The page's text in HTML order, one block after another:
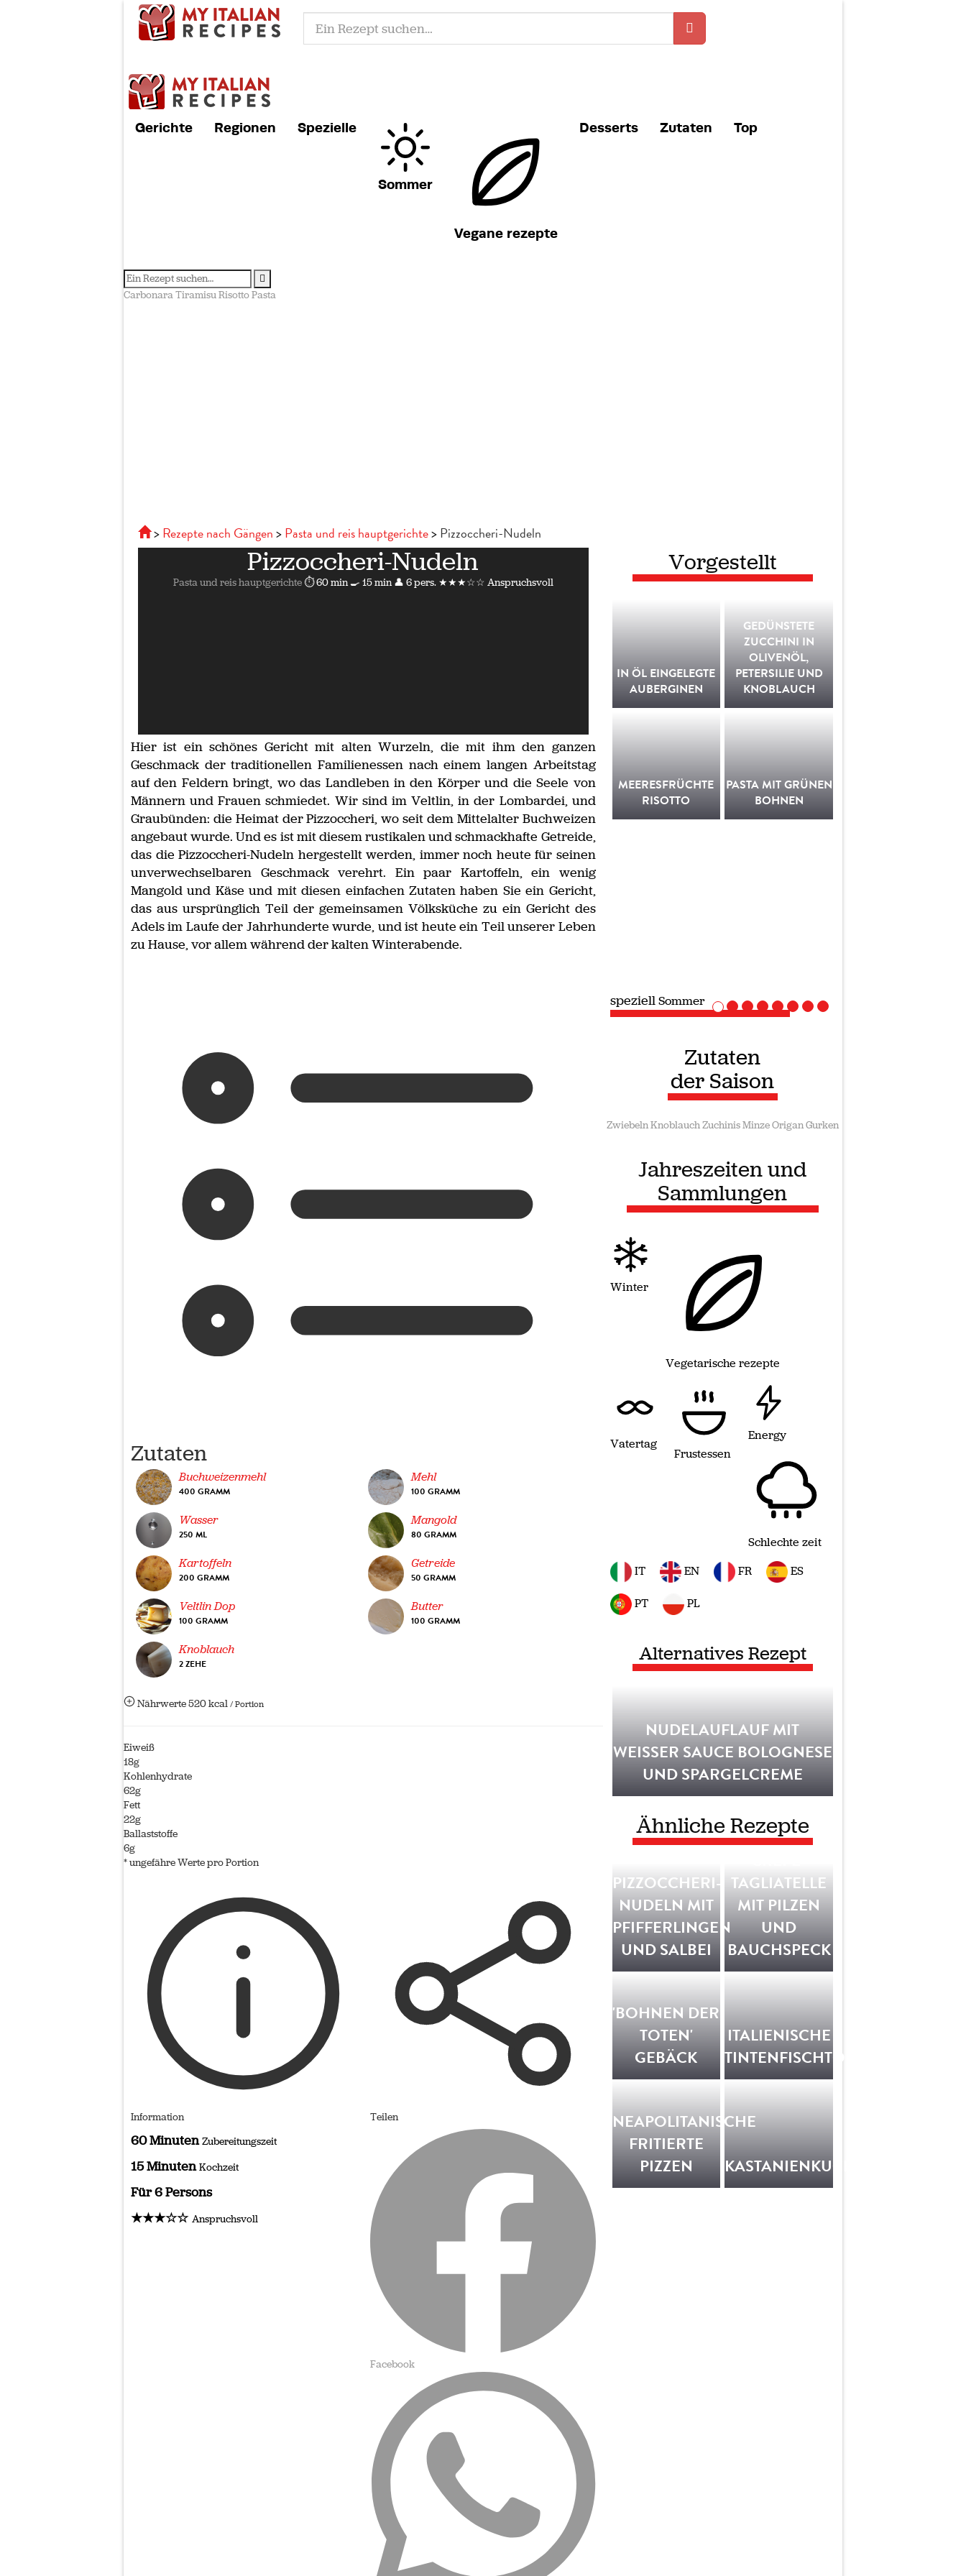
Gerichte Regionen Spezielle
Sommer
Vegane rezepte
Desserts Zutaten Top
CarbonaraTiramisuRisottoPasta
Rezepte nach Gängen Pasta und reis hauptgerichte Pizzoccheri-Nudeln
Pizzoccheri-Nudeln
Pasta und reis hauptgerichte ⏱ 60 min🍳 15 min 👤 6 pers. ★★★☆☆ Anspruchsvoll
Hier ist ein schönes Gericht mit alten Wurzeln, die mit ihm den ganzen
Geschmack der traditionellen Familienessen nach einem langen Arbeitstag
auf den Feldern bringt, wo das Landleben in den Körper und die Seele von
Männern und Frauen schmiedet. Wir sind im Veltlin, in der Lombardei, und
Graubünden: die Heimat der Pizzoccheri, wo seit dem Mittelalter Buchweizen
angebaut wurde. Und es ist mit diesem rustikalen und schmackhafte Getreide,
das die Pizzoccheri-Nudeln hergestellt werden, immer noch heute für seinen
unverwechselbaren Geschmack verehrt. Ein paar Kartoffeln, ein wenig
Mangold und Käse und mit diesen einfachen Zutaten haben Sie ein Gericht,
das aus ursprünglich Teil der gemeinsamen Völksküche zu ein Gericht des
Adels im Laufe der Jahrhunderte wurde, und ist heute ein Teil unserer Leben
zu Hause, vor allem während der kalten Winterabende.
Zutaten
Buchweizenmehl
400 GRAMM
Mehl
100 GRAMM
Wasser
250 ML
Mangold
80 GRAMM
Kartoffeln
200 GRAMM
Getreide
50 GRAMM
Veltlin Dop
100 GRAMM
Butter
100 GRAMM
Knoblauch
2 ZEHE
Nährwerte520 kcal/ Portion
Eiweiß
18g
Kohlenhydrate
62g
Fett
22g
Ballaststoffe
6g
* ungefähre Werte pro Portion
Information
60 MinutenZubereitungszeit
15 MinutenKochzeit
Für 6 Persons
★★★☆☆ Anspruchsvoll
Teilen
Facebook
Vorgestellt
IN ÖL EINGELEGTE
AUBERGINEN
GEDÜNSTETE
ZUCCHINI IN
OLIVENÖL,
PETERSILIE UND
KNOBLAUCH
MEERESFRÜCHTE
RISOTTO
PASTA MIT GRÜNEN
BOHNEN
speziellVegane rezepte
Zutaten
der Saison
ZwiebelnKnoblauchZuchinisMinzeOriganGurken
Jahreszeiten und
Sammlungen
Winter
Vegetarische rezepte
Vatertag
Frustessen
Energy
Schlechte zeit
IT
EN FR ES
PT PL
Alternatives Rezept
NUDELAUFLAUF MIT
WEISSER SAUCE BOLOGNESE U
ND SPARGELCREME
Ähnliche Rezepte
PIZZOCCHERI-
NUDELN MIT
PFIFFERLINGEN
UND SALBEI
TAGLIATELLE
MIT PILZEN
UND
BAUCHSPECK
'BOHNEN DER
TOTEN'
GEBÄCK
ITALIENISCHE
TINTENFISCHTORTE
NEAPOLITANISCHE
FRITIERTE
PIZZEN
KASTANIENKUCHEN